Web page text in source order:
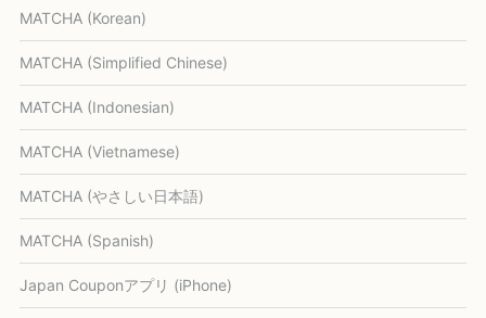
MATCHA (Korean)
MATCHA (Simplified Chinese)
MATCHA (Indonesian)
MATCHA (Vietnamese)
MATCHA (やさしい日本語)
MATCHA (Spanish)
Japan Couponアプリ (iPhone)